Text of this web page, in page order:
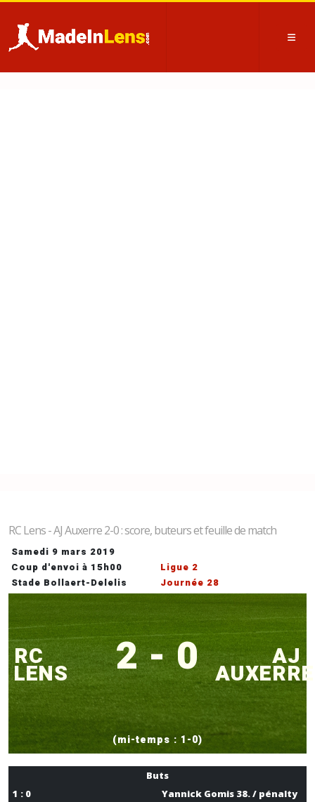
RC Lens - AJ Auxerre 2-0 : score, buteurs et feuille de match
Samedi 9 mars 2019
Coup d'envoi à 15h00
Stade Bollaert-Delelis
Ligue 2
Journée 28
RC
LENS 2 - 0 AJ
AUXERRE
(mi-temps : 1-0)
Buts
1 : 0
Yannick Gomis 38. / pénalty